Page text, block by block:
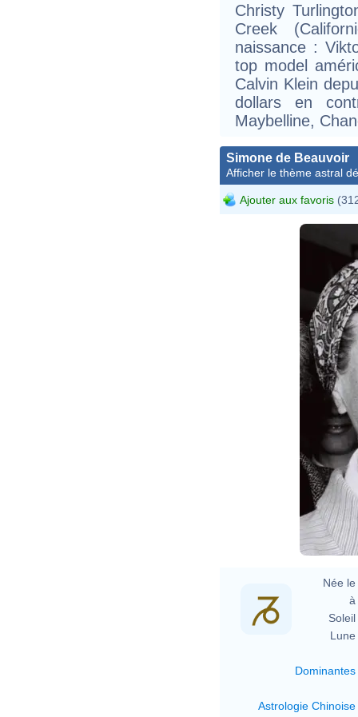
Christy
Creek
naissance :
top model
Calvin Klein
dollars en
Maybelline,
Simone de Beauvoir
Afficher le thème astral
Ajouter aux favoris
Née le
à
Soleil
Lune
Dominantes
Astrologie Chinoise